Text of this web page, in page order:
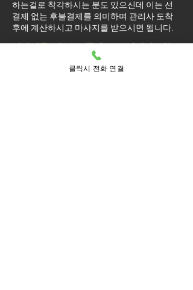
하는걸로 착각하시는 분도 있으신데 이는 선
결제 없는 후불결제를 의미하며 관리사 도착
후에 계산하시고 마사지를 받으시면 됩니다.
마사지를 받는 도중에 코스변경이 가능
클릭시 전화 연결